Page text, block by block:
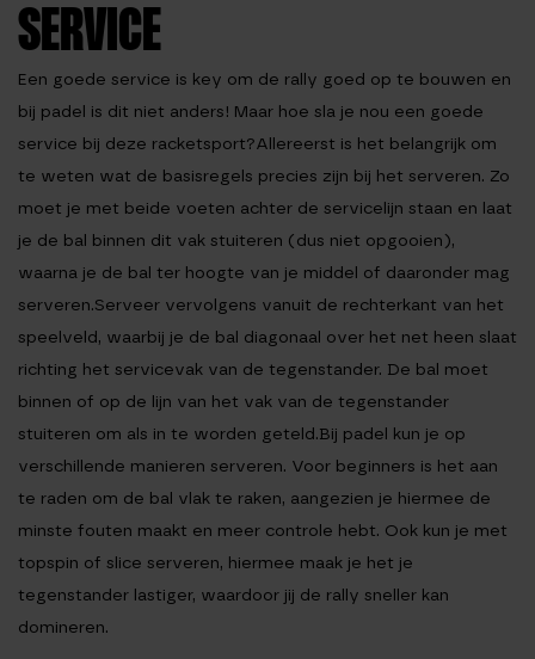
SERVICE
Een goede service is key om de rally goed op te bouwen en
bij padel is dit niet anders! Maar hoe sla je nou een goede
service bij deze racketsport?Allereerst is het belangrijk om
te weten wat de basisregels precies zijn bij het serveren. Zo
moet je met beide voeten achter de servicelijn staan en laat
je de bal binnen dit vak stuiteren (dus niet opgooien),
waarna je de bal ter hoogte van je middel of daaronder mag
serveren.Serveer vervolgens vanuit de rechterkant van het
speelveld, waarbij je de bal diagonaal over het net heen slaat
richting het servicevak van de tegenstander. De bal moet
binnen of op de lijn van het vak van de tegenstander
stuiteren om als in te worden geteld.Bij padel kun je op
verschillende manieren serveren. Voor beginners is het aan
te raden om de bal vlak te raken, aangezien je hiermee de
minste fouten maakt en meer controle hebt. Ook kun je met
topspin of slice serveren, hiermee maak je het je
tegenstander lastiger, waardoor jij de rally sneller kan
domineren.